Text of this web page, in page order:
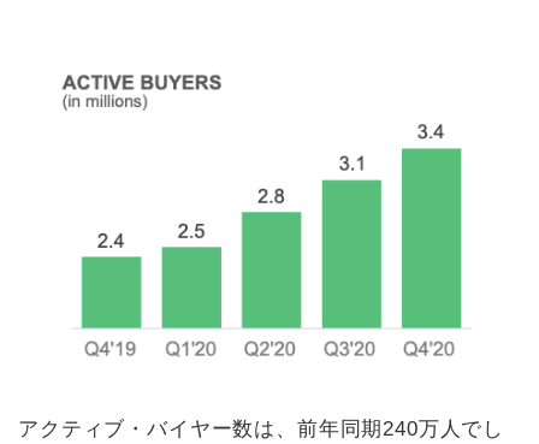
アクティブ・バイヤー数は、前年同期240万人でし